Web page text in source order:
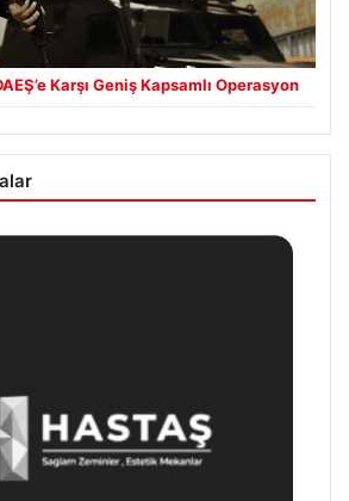
Karşı Geniş Kapsamlı Operasyon